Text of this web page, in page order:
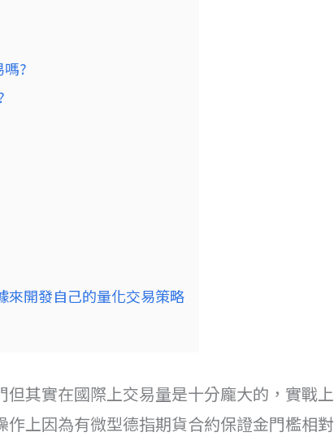
?
來開發自己的量化交易策略
其實在國際上交易量是十分龐大的，實戰上
上因為有微型德指期貨合約保證金門檻相對